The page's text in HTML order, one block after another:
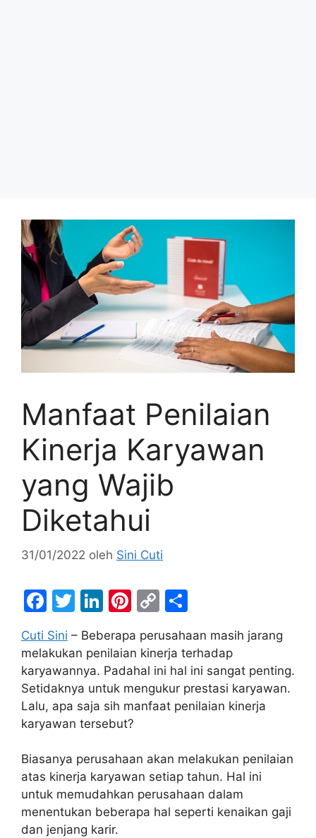
Manfaat Penilaian
Kinerja Karyawan
yang Wajib
Diketahui
31/01/2022 oleh Sini Cuti
F
a
c
e
b
o
o
k
T
w
itt
er
Li
k
e
dI
n
Pi
er
e
st
C
p
y
Li
n
ar
e
Cuti Sini – Beberapa perusahaan masih jarang
melakukan penilaian kinerja terhadap
karyawannya. Padahal ini hal ini sangat penting.
Setidaknya untuk mengukur prestasi karyawan.
Lalu, apa saja sih manfaat penilaian kinerja
karyawan tersebut?
Biasanya perusahaan akan melakukan penilaian
atas kinerja karyawan setiap tahun. Hal ini
untuk memudahkan perusahaan dalam
menentukan beberapa hal seperti kenaikan gaji
dan jenjang karir.